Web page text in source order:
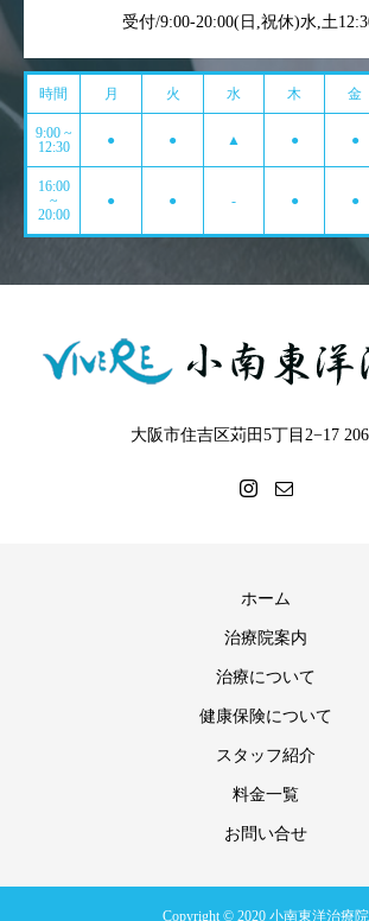
受付/9:00-20:00(日,祝休)水,土
時間 月 火 水 木 金
9:00 ~
12:30
● ● ▲ ● ●
16:00
~
20:00
● ● - ● ●
大阪市住吉区苅田5丁目2−17
ホーム
治療院案内
治療について
健康保険について
スタッフ紹介
料金一覧
お問い合せ
Copyright © 2020 小南東洋治療院